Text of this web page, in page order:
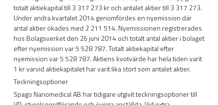
totalt aktiekapital till 3 317 273 kr och antalet aktier till 3 317 273.
Under andra kvartalet 2014 genomfördes en nyemission där
antal aktier ökades med 2 211 514. Nyemissionen registrerades
hos Bolagsverket den 26 juni 2014 och totalt antal aktier i bolaget
efter nyemission var 5 528 787. Totalt aktiekapital efter
nyemission var 5 528 787. Aktiens kvotvärde har hela tiden varit
1 kr varvid aktiekapitalet har varit lika stort som antalet aktier.
Teckningsoptioner
Spago Nanomedical AB har tidigare utgivit teckningsoptioner till